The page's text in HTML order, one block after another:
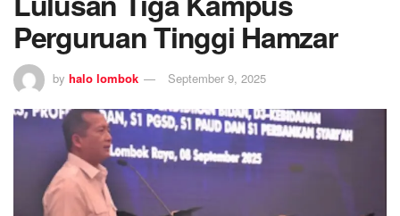
Perguruan Tinggi Hamzar
by halo lombok September 9, 2025